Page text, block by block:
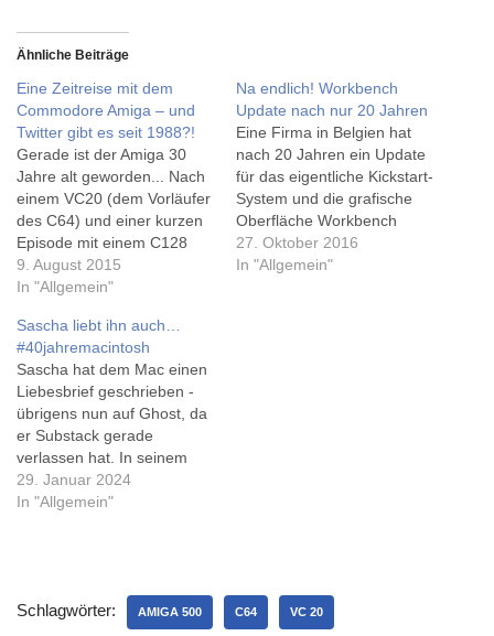
Ähnliche Beiträge
Eine Zeitreise mit dem
Commodore Amiga – und
Twitter gibt es seit 1988?!
Gerade ist der Amiga 30
Jahre alt geworden... Nach
einem VC20 (dem Vorläufer
des C64) und einer kurzen
Episode mit einem C128
war der Amiga 500 der wohl
wichtigster Computer bis
Jahre alt war ich wohl, als
ich darauf noch viel mehr
programmieren lernte als…
9. August 2015
In "Allgemein"
Na endlich! Workbench
Update nach nur 20 Jahren
Eine Firma in Belgien hat
nach 20 Jahren ein Update
für das eigentliche Kickstart-
System und die grafische
Oberfläche Workbench
herausgebracht - mehr auf
t3n.de. Passende
27. Oktober 2016
In "Allgemein"
Sascha liebt ihn auch…
#40jahremacintosh
Sascha hat dem Mac einen
Liebesbrief geschrieben -
übrigens nun auf Ghost, da
er Substack gerade
verlassen hat. In seinem
Beitrag schildert er seine
Kindheit mit dem Mac, ich
ersten Mac hatte ich wohl…
29. Januar 2024
In "Allgemein"
Schlagwörter: AMIGA 500 C64 VC 20